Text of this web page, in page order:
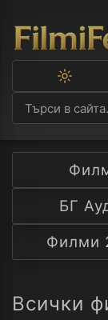
тема
БГ
Филми
Всички